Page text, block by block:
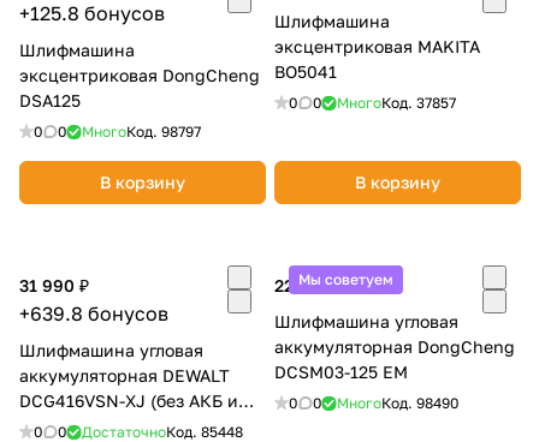
+125.8 бонусов
Шлифмашина
эксцентриковая DongCheng
DSA125
0 0 МногоКод. 98797
В корзину
Шлифмашина
эксцентриковая MAKITA
BO5041
0 0 МногоКод. 37857
В корзину
31 990 ₽
+639.8 бонусов
Шлифмашина угловая
аккумуляторная DEWALT
DCG416VSN-XJ (без АКБ и
ЗУ)
0 0 ДостаточноКод. 85448
Мы советуем
22 990 ₽
Шлифмашина угловая
аккумуляторная DongCheng
DCSM03-125 EM
0 0 МногоКод. 98490